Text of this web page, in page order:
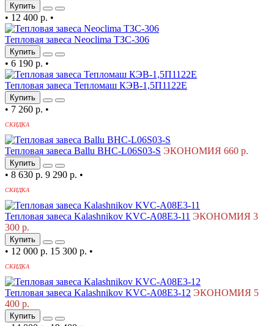
Купить
• 12 400 р. •
Тепловая завеса Neoclima ТЗС-306
Купить
• 6 190 р. •
Тепловая завеса Тепломаш КЭВ-1,5П1122Е
Купить
• 7 260 р. •
СКИДКА
Тепловая завеса Ballu BHC-L06S03-S ЭКОНОМИЯ 660 р.
Купить
• 8 630 р. 9 290 р. •
СКИДКА
Тепловая завеса Kalashnikov KVC-A08E3-11 ЭКОНОМИЯ 3
300 р.
Купить
• 12 000 р. 15 300 р. •
СКИДКА
Тепловая завеса Kalashnikov KVC-A08E3-12 ЭКОНОМИЯ 5
400 р.
Купить